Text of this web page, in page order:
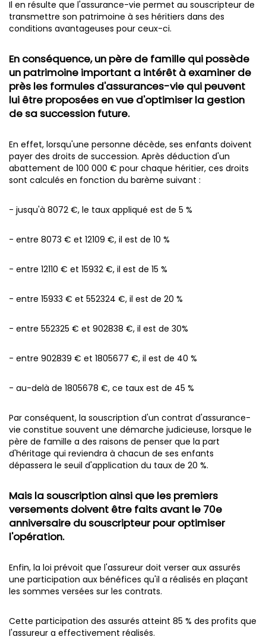
Il en résulte que l'assurance-vie permet au souscripteur de
transmettre son patrimoine à ses héritiers dans des
conditions avantageuses pour ceux-ci.
En conséquence, un père de famille qui possède
un patrimoine important a intérêt à examiner de
près les formules d'assurances-vie qui peuvent
lui être proposées en vue d'optimiser la gestion
de sa succession future.
En effet, lorsqu'une personne décède, ses enfants doivent
payer des droits de succession. Après déduction d'un
abattement de 100 000 € pour chaque héritier, ces droits
sont calculés en fonction du barème suivant :
- jusqu'à 8072 €, le taux appliqué est de 5 %
- entre 8073 € et 12109 €, il est de 10 %
- entre 12110 € et 15932 €, il est de 15 %
- entre 15933 € et 552324 €, il est de 20 %
- entre 552325 € et 902838 €, il est de 30%
- entre 902839 € et 1805677 €, il est de 40 %
- au-delà de 1805678 €, ce taux est de 45 %
Par conséquent, la souscription d'un contrat d'assurance-
vie constitue souvent une démarche judicieuse, lorsque le
père de famille a des raisons de penser que la part
d'héritage qui reviendra à chacun de ses enfants
dépassera le seuil d'application du taux de 20 %.
Mais la souscription ainsi que les premiers
versements doivent être faits avant le 70e
anniversaire du souscripteur pour optimiser
l'opération.
Enfin, la loi prévoit que l'assureur doit verser aux assurés
une participation aux bénéfices qu'il a réalisés en plaçant
les sommes versées sur les contrats.
Cette participation des assurés atteint 85 % des profits que
l'assureur a effectivement réalisés.